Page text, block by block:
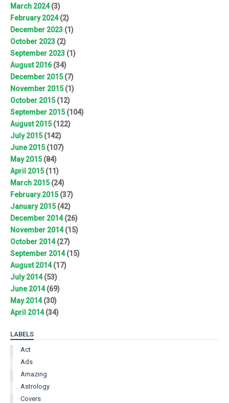
March 2024(3)
February 2024(2)
December 2023 (1)
October 2023 (2)
September 2023 (1)
August 2016(34)
December 2015(7)
November 2015(1)
October 2015(12)
September 2015(104)
August 2015(122)
July 2015(142)
June 2015(107)
May 2015(84)
April 2015(11)
March 2015(24)
February 2015(37)
January 2015(42)
December 2014(26)
November 2014(15)
October 2014(27)
September 2014(15)
August 2014(17)
July 2014(53)
June 2014(69)
May 2014(30)
April 2014(34)
LABELS
Act
Ads
Amazing
Astrology
Covers